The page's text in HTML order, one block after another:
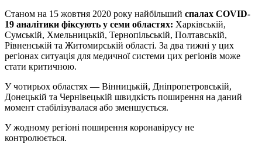
Станом на 15 жовтня 2020 року найбільший спалах COVID-
19 аналітики фіксують у семи областях: Харківській,
Сумській, Хмельницькій, Тернопільській, Полтавській,
Рівненській та Житомирській області. За два тижні у цих
регіонах ситуація для медичної системи цих регіонів може
стати критичною.
У чотирьох областях — Вінницькій, Дніпропетровській,
Донецькій та Чернівецькій швидкість поширення на даний
момент стабілізувалася або зменшується.
У жодному регіоні поширення коронавірусу не
контролюється.